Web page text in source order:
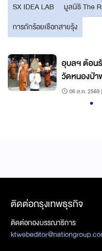
SX IDEA LAB
มูลนิธิ The
การถักร้อยเชือกสายรุ้ง
อุบลฯ ต้อน
วัดหนองป่า
06 ส.ค. 2569
ติดต่อกรุงเทพธุรกิจ
ติดต่อกองบรรณาธิการ